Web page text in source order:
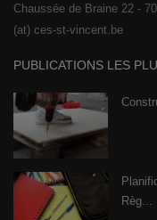
Chaussée de Braine 22 -
(at) ces-st-vincent.be
PUBLICATIONS LES
Règ...